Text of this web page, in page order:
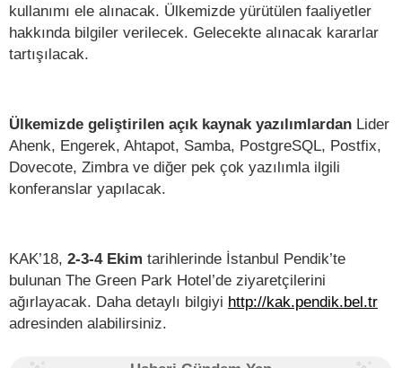
kullanımı ele alınacak. Ülkemizde yürütülen faaliyetler
hakkında bilgiler verilecek. Gelecekte alınacak kararlar
tartışılacak.
Ülkemizde geliştirilen açık kaynak yazılımlardan Lider
Ahenk, Engerek, Ahtapot, Samba, PostgreSQL, Postfix,
Dovecote, Zimbra ve diğer pek çok yazılımla ilgili
konferanslar yapılacak.
KAK’18, 2-3-4 Ekim tarihlerinde İstanbul Pendik’te
bulunan The Green Park Hotel’de ziyaretçilerini
ağırlayacak. Daha detaylı bilgiyi http://kak.pendik.bel.tr
adresinden alabilirsiniz.